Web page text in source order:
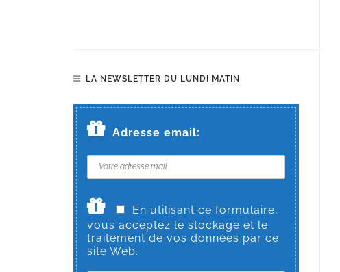
LA NEWSLETTER DU LUNDI MATIN
Adresse email:
En utilisant ce formulaire,
vous acceptez le stockage et le
traitement de vos données par ce
site Web.